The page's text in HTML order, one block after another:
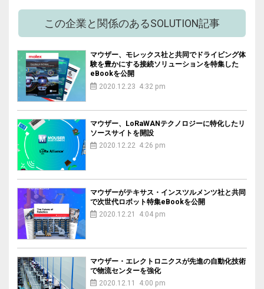
この企業と関係のあるSOLUTION記事
マウザー、モレックス社と共同でドライビング体
験を豊かにする接続ソリューションを特集した
eBookを公開
2020.12.23 4:32 pm
マウザー、LoRaWANテクノロジーに特化したリ
ソースサイトを開設
2020.12.22 4:26 pm
マウザーがテキサス・インスツルメンツ社と共同
で次世代ロボット特集eBookを公開
2020.12.21 4:04 pm
マウザー・エレクトロニクスが先進の自動化技術
で物流センターを強化
2020.12.11 4:00 pm